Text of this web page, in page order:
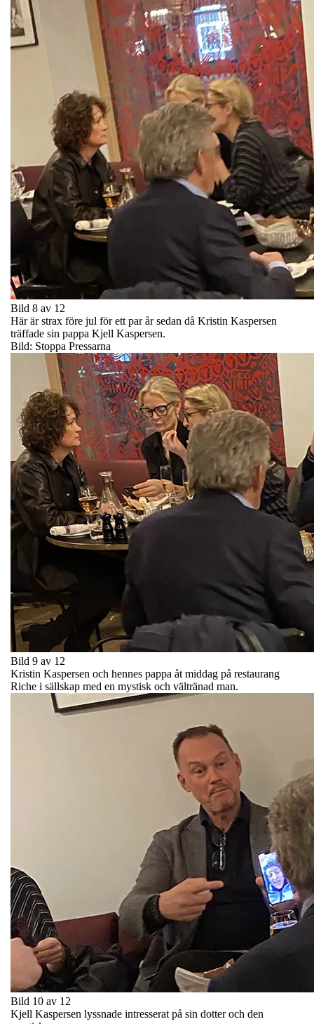
Bild 8 av 12
Här är strax före jul för ett par år sedan då Kristin Kaspersen
träffade sin pappa Kjell Kaspersen.
Bild: Stoppa Pressarna
Bild 9 av 12
Kristin Kaspersen och hennes pappa åt middag på restaurang
Riche i sällskap med en mystisk och vältränad man.
Bild 10 av 12
Kjell Kaspersen lyssnade intresserat på sin dotter och den